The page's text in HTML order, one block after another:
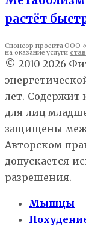
растёт
Спонсор проекта ООО
на оказание услуги
© 2010-2026
лет. Содержит
для лиц
защищены
Авторском
допускается
разрешения.
Мышцы